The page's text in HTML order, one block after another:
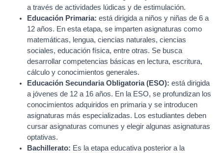
a través de actividades lúdicas y de estimulación.
Educación Primaria: está dirigida a niños y niñas de 6 a
12 años. En esta etapa, se imparten asignaturas como
matemáticas, lengua, ciencias naturales, ciencias
sociales, educación física, entre otras. Se busca
desarrollar competencias básicas en lectura, escritura,
cálculo y conocimientos generales.
Educación Secundaria Obligatoria (ESO): está dirigida
a jóvenes de 12 a 16 años. En la ESO, se profundizan los
conocimientos adquiridos en primaria y se introducen
asignaturas más especializadas. Los estudiantes deben
cursar asignaturas comunes y elegir algunas asignaturas
optativas.
Bachillerato: Es la etapa educativa posterior a la